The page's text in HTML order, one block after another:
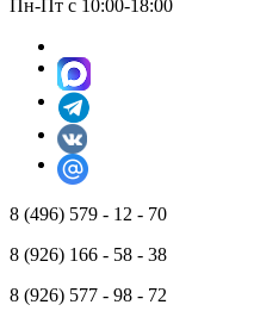
Пн-Пт с 10:00-18:00
8 (496) 579 - 12 - 70
8 (926) 166 - 58 - 38
8 (926) 577 - 98 - 72